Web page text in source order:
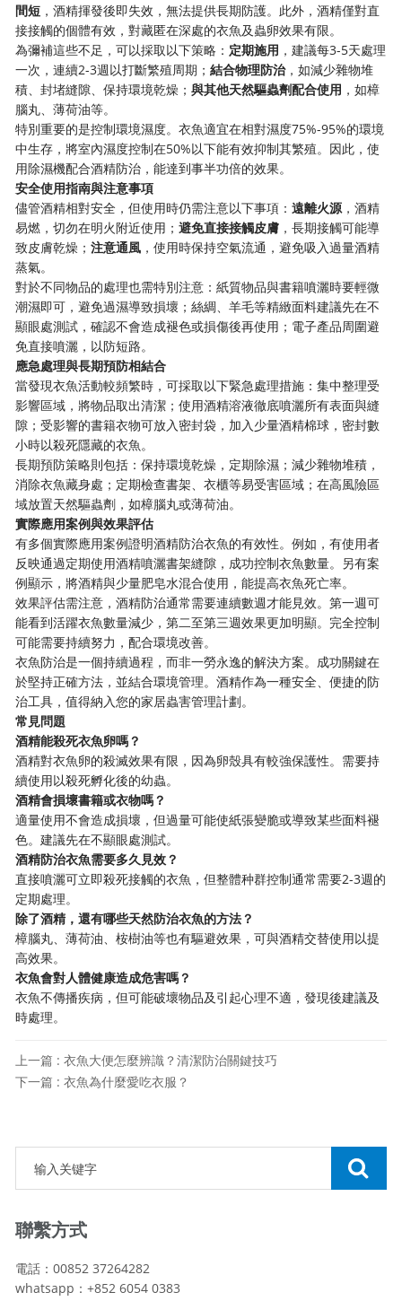
間短 ，酒精揮發後即失效，無法提供長期防護。此外，酒精僅對直
接接觸的個體有效，對藏匿在深處的衣魚及蟲卵效果有限。
為彌補這些不足，可以採取以下策略： 定期施用 ，建議每3-5天處理
一次，連續2-3週以打斷繁殖周期；結合物理防治，如減少雜物堆
積、封堵縫隙、保持環境乾燥；與其他天然驅蟲劑配合使用 ，如樟
腦丸、薄荷油等。
特別重要的是控制環境濕度。衣魚適宜在相對濕度75%-95%的環境
中生存，將室內濕度控制在50%以下能有效抑制其繁殖。因此，使
用除濕機配合酒精防治，能達到事半功倍的效果。
安全使用指南與注意事項
儘管酒精相對安全，但使用時仍需注意以下事項：遠離火源，酒精
易燃，切勿在明火附近使用；避免直接接觸皮膚 ，長期接觸可能導
致皮膚乾燥；注意通風 ，使用時保持空氣流通，避免吸入過量酒精
蒸氣。
對於不同物品的處理也需特別注意：紙質物品與書籍噴灑時要輕微
潮濕即可，避免過濕導致損壞；絲綢、羊毛等精緻面料建議先在不
顯眼處測試，確認不會造成褪色或損傷後再使用；電子產品周圍避
免直接噴灑，以防短路。
應急處理與長期預防相結合
當發現衣魚活動較頻繁時，可採取以下緊急處理措施：集中整理受
影響區域，將物品取出清潔；使用酒精溶液徹底噴灑所有表面與縫
隙；受影響的書籍衣物可放入密封袋，加入少量酒精棉球，密封數
小時以殺死隱藏的衣魚。
長期預防策略則包括：保持環境乾燥，定期除濕；減少雜物堆積，
消除衣魚藏身處；定期檢查書架、衣櫃等易受害區域；在高風險區
域放置天然驅蟲劑，如樟腦丸或薄荷油。
實際應用案例與效果評估
有多個實際應用案例證明酒精防治衣魚的有效性。例如，有使用者
反映通過定期使用酒精噴灑書架縫隙，成功控制衣魚數量。另有案
例顯示，將酒精與少量肥皂水混合使用，能提高衣魚死亡率。
效果評估需注意，酒精防治通常需要連續數週才能見效。第一週可
能看到活躍衣魚數量減少，第二至第三週效果更加明顯。完全控制
可能需要持續努力，配合環境改善。
衣魚防治是一個持續過程，而非一勞永逸的解決方案。成功關鍵在
於堅持正確方法，並結合環境管理。酒精作為一種安全、便捷的防
治工具，值得納入您的家居蟲害管理計劃。
常見問題
酒精能殺死衣魚卵嗎？
酒精對衣魚卵的殺滅效果有限，因為卵殼具有較強保護性。需要持
續使用以殺死孵化後的幼蟲。
酒精會損壞書籍或衣物嗎？
適量使用不會造成損壞，但過量可能使紙張變脆或導致某些面料褪
色。建議先在不顯眼處測試。
酒精防治衣魚需要多久見效？
直接噴灑可立即殺死接觸的衣魚，但整體种群控制通常需要2-3週的
定期處理。
除了酒精，還有哪些天然防治衣魚的方法？
樟腦丸、薄荷油、桉樹油等也有驅避效果，可與酒精交替使用以提
高效果。
衣魚會對人體健康造成危害嗎？
衣魚不傳播疾病，但可能破壞物品及引起心理不適，發現後建議及
時處理。
上一篇 : 衣魚大便怎麼辨識？清潔防治關鍵技巧
下一篇 : 衣魚為什麼愛吃衣服？
聯繫方式
電話：00852 37264282
whatsapp：+852 6054 0383